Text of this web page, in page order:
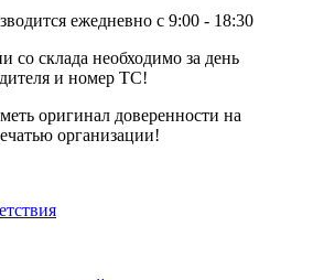
ежедневно с 9:00 - 18:30
со склада необходимо за день
и номер ТС!
оригинал доверенности на
организации!